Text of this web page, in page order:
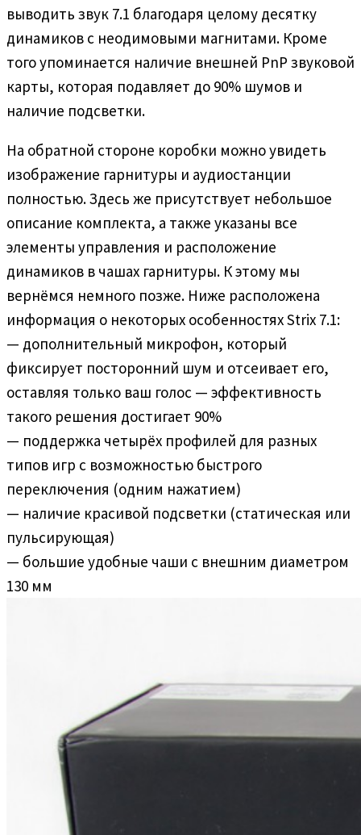
выводить звук 7.1 благодаря целому десятку
динамиков с неодимовыми магнитами. Кроме
того упоминается наличие внешней PnP звуковой
карты, которая подавляет до 90% шумов и
наличие подсветки.
На обратной стороне коробки можно увидеть
изображение гарнитуры и аудиостанции
полностью. Здесь же присутствует небольшое
описание комплекта, а также указаны все
элементы управления и расположение
динамиков в чашах гарнитуры. К этому мы
вернёмся немного позже. Ниже расположена
информация о некоторых особенностях Strix 7.1:
— дополнительный микрофон, который
фиксирует посторонний шум и отсеивает его,
оставляя только ваш голос — эффективность
такого решения достигает 90%
— поддержка четырёх профилей для разных
типов игр с возможностью быстрого
переключения (одним нажатием)
— наличие красивой подсветки (статическая или
пульсирующая)
— большие удобные чаши с внешним диаметром
130 мм